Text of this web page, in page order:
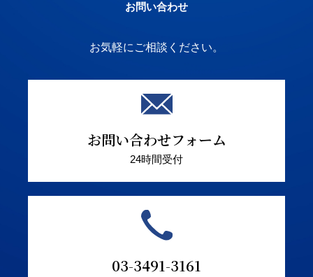
お問い合わせ
お気軽にご相談ください。
お問い合わせフォーム
24時間受付
03-3491-3161